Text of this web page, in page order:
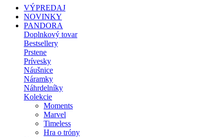
VÝPREDAJ
NOVINKY
PANDORA
Doplnkový tovar
Bestsellery
Prstene
Prívesky
Náušnice
Náramky
Náhrdelníky
Kolekcie
Moments
Marvel
Timeless
Hra o tróny